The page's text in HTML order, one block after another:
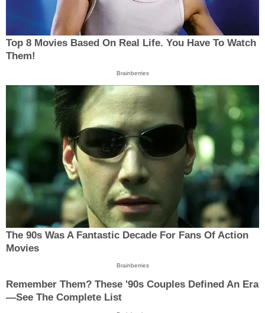
Top 8 Movies Based On Real Life. You Have To Watch
Them!
Brainberries
The 90s Was A Fantastic Decade For Fans Of Action
Movies
Brainberries
Remember Them? These '90s Couples Defined An Era
—See The Complete List